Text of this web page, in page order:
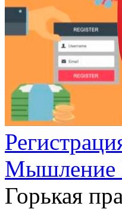
Мышление
Горькая